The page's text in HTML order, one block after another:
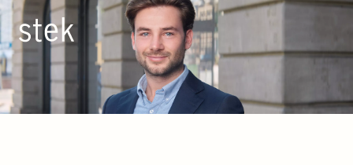
Doorgaan naar inhoud
EN
Mensen